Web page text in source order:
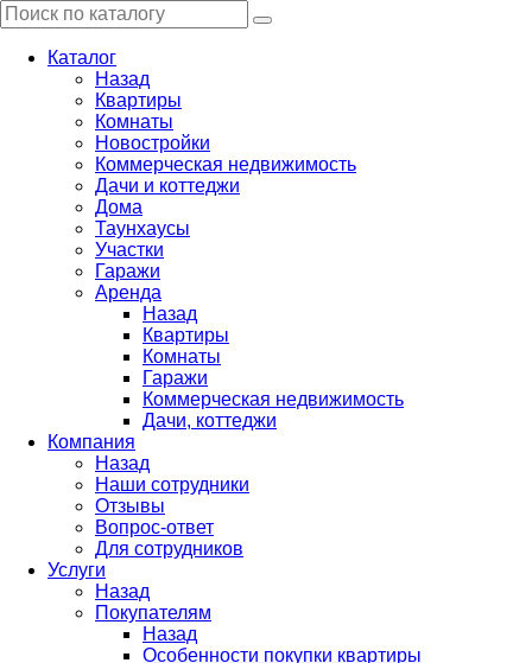
Каталог
Назад
Квартиры
Комнаты
Новостройки
Коммерческая недвижимость
Дачи и коттеджи
Дома
Таунхаусы
Участки
Гаражи
Аренда
Назад
Квартиры
Комнаты
Гаражи
Коммерческая недвижимость
Дачи, коттеджи
Компания
Назад
Наши сотрудники
Отзывы
Вопрос-ответ
Для сотрудников
Услуги
Назад
Покупателям
Назад
Особенности покупки квартиры